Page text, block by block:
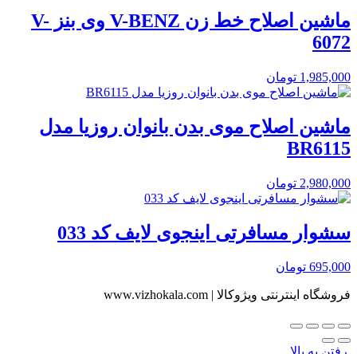
ماشین اصلاح خط زن V-BENZ وی بنز V-
6072
1,985,000 تومان
ماشین اصلاح موی بدن بانوان روزیا مدل
BR6115
2,980,000 تومان
سشوار مسافرتی اینجوی لایف کد 033
695,000 تومان
فروشگاه اینترنتی ویژوکالا | www.vizhokala.com